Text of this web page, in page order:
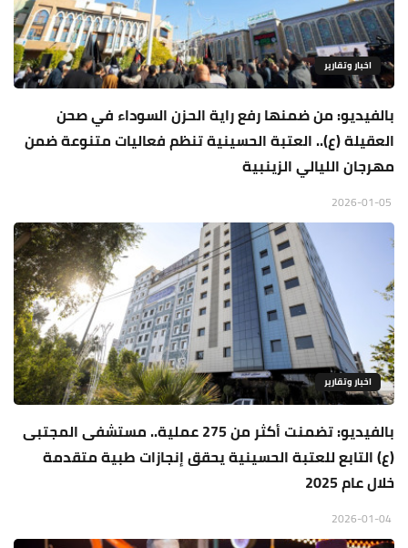
اخبار وتقارير
بالفيديو: من ضمنها رفع راية الحزن السوداء في صحن
العقيلة (ع).. العتبة الحسينية تنظم فعاليات متنوعة ضمن
مهرجان الليالي الزينبية
اخبار وتقارير
بالفيديو: تضمنت أكثر من 275 عملية.. مستشفى المجتبى
(ع) التابع للعتبة الحسينية يحقق إنجازات طبية متقدمة
خلال عام 2025